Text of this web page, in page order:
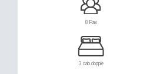
8 Pax
3 cab.doppie